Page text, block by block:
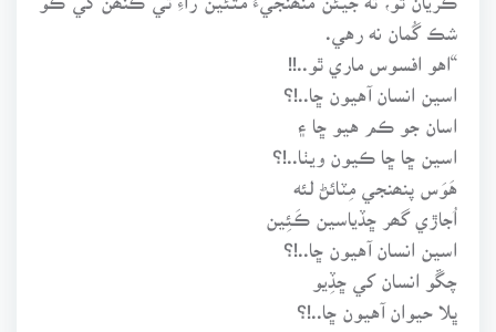
شڪ گُمان نه رهي.
“اهو افسوس ماري ٿو..!!
اسين انسان آهيون ڇا..!؟
اسان جو ڪم هيو ڇا ۽
اسين ڇا ڇا ڪيون ويٺا..!؟
هَوَس پنھنجي مِٽائڻ لئه
اُجاڙي گھر ڇڏياسين ڪَئِين
اسين انسان آهيون ڇا..!؟
چڱو انسان کي ڇڏِيو
ڀلا حيوان آهيون ڇا..!؟